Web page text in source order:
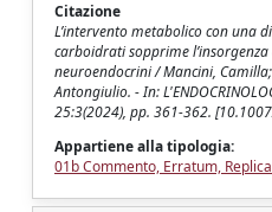
Citazione
L’intervento metabolico con una
carboidrati sopprime
neuroendocrini / Mancini,
Antongiulio. - In:
25:3(2024), pp. 361-362.
Appartiene alla tipologia:
01b Commento, Erratum,